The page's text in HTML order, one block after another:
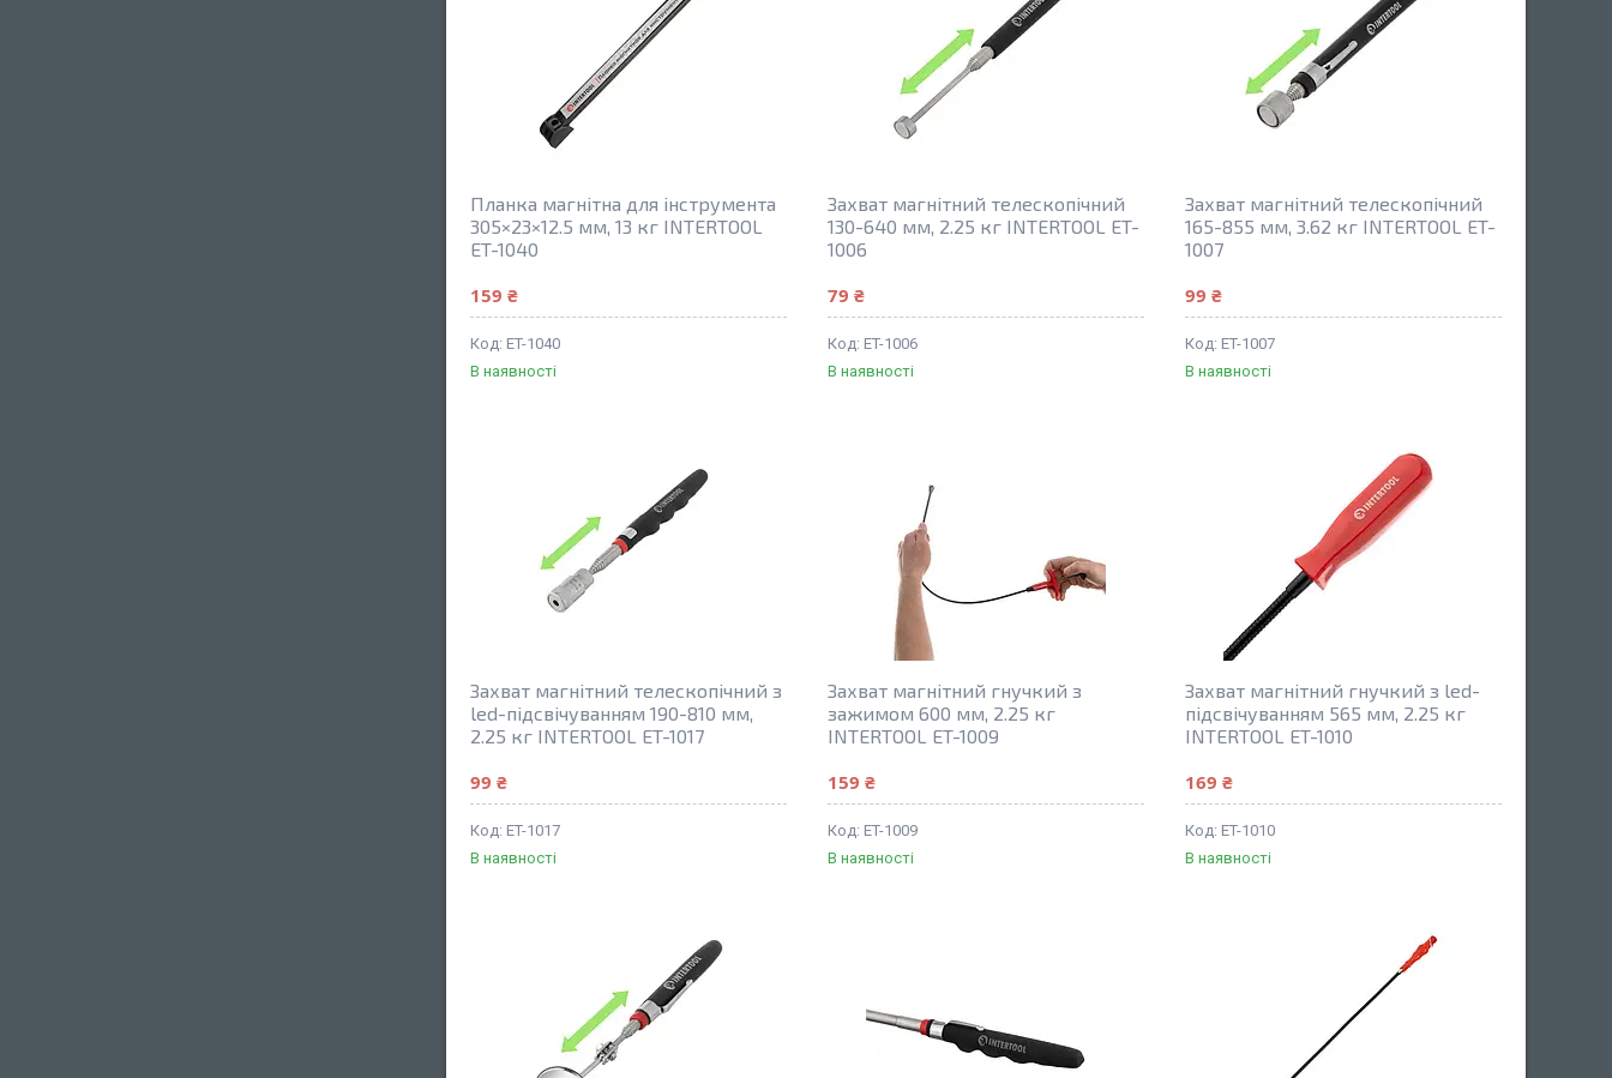
Планка магнітна для інструмента
305×23×12.5 мм, 13 кг INTERTOOL
ET-1040
159 ₴
ET-1040
В наявності
Захват магнітний телескопічний
130-640 мм, 2.25 кг INTERTOOL ET-
1006
79 ₴
ET-1006
В наявності
Захват магнітний телескопічний
165-855 мм, 3.62 кг INTERTOOL ET-
1007
99 ₴
ET-1007
В наявності
Захват магнітний телескопічний з
led-підсвічуванням 190-810 мм,
2.25 кг INTERTOOL ET-1017
99 ₴
ET-1017
В наявності
Захват магнітний гнучкий з
зажимом 600 мм, 2.25 кг
INTERTOOL ET-1009
159 ₴
ET-1009
В наявності
Захват магнітний гнучкий з led-
підсвічуванням 565 мм, 2.25 кг
INTERTOOL ET-1010
169 ₴
ET-1010
В наявності